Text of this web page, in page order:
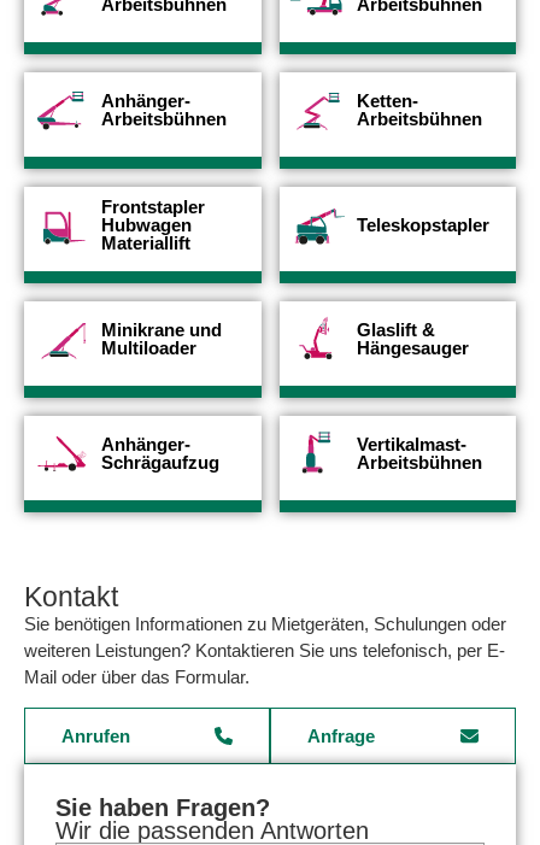
Arbeitsbühnen Arbeitsbühnen
Anhänger-
Arbeitsbühnen
Ketten-
Arbeitsbühnen
Frontstapler
Hubwagen
Materiallift
Teleskopstapler
Minikrane und
Multiloader
Glaslift &
Hängesauger
Anhänger-
Schrägaufzug
Vertikalmast-
Arbeitsbühnen
Kontakt
Sie benötigen Informationen zu Mietgeräten, Schulungen oder
weiteren Leistungen? Kontaktieren Sie uns telefonisch, per E-
Mail oder über das Formular.
Anrufen Anfrage
Sie haben Fragen?
Wir die passenden Antworten